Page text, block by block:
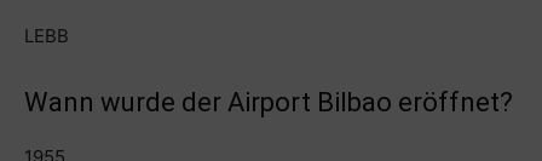
LEBB
Wann wurde der Airport Bilbao eröffnet?